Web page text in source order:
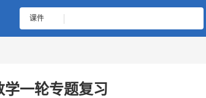
课件
一轮专题复习